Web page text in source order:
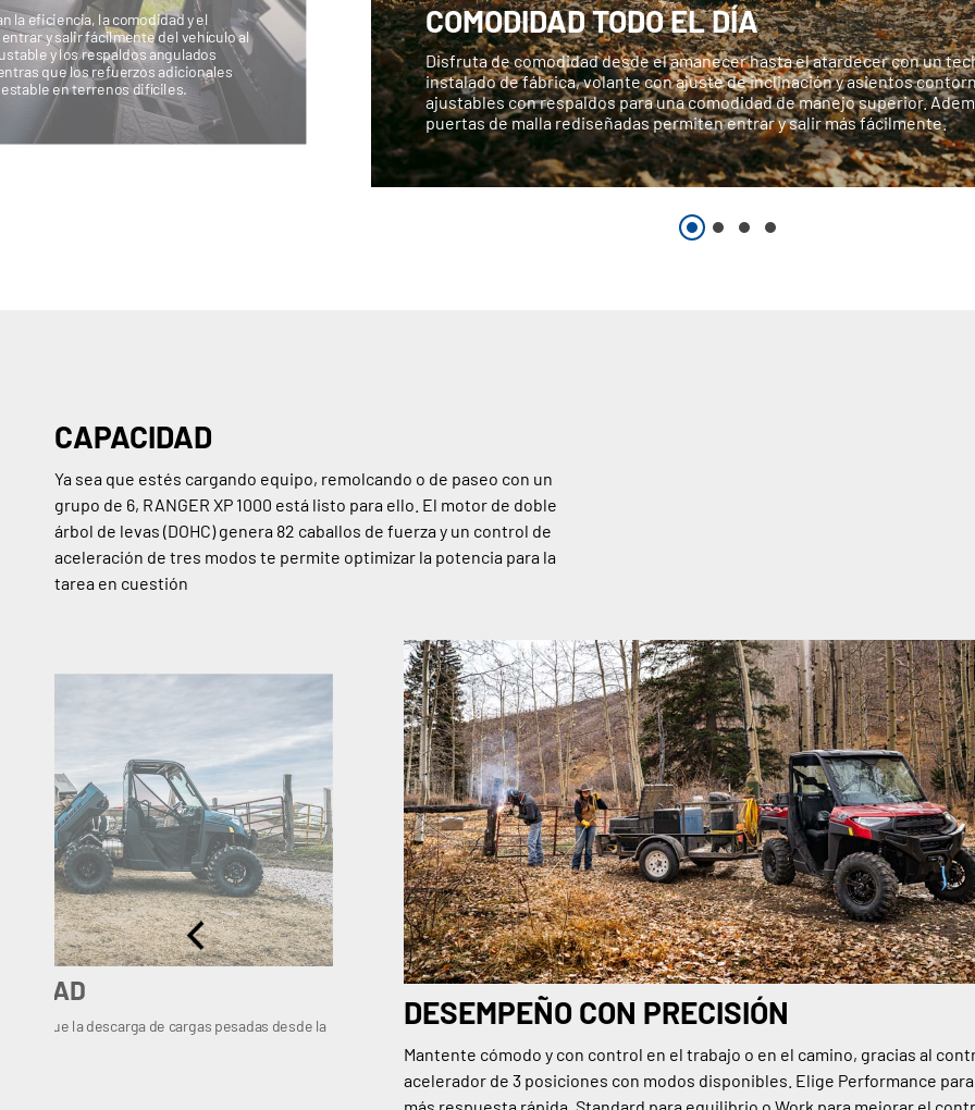
la eficiencia, la comodidad y el
y salir fácilmente del vehículo al
y los respaldos angulados
que los refuerzos adicionales
en terrenos difíciles.
COMODIDAD TODO EL DÍA
Disfruta de comodidad desde el amanecer hasta el atardecer con un
instalado de fábrica, volante con ajuste de inclinación y asientos
ajustables con respaldos para una comodidad de manejo superior.
puertas de malla rediseñadas permiten entrar y salir más fácilmente.
CAPACIDAD
Ya sea que estés cargando equipo, remolcando o de paseo con un
grupo de 6, RANGER XP 1000 está listo para ello. El motor de doble
árbol de levas (DOHC) genera 82 caballos de fuerza y un control de
aceleración de tres modos te permite optimizar la potencia para la
tarea en cuestión
hace que la descarga de cargas pesadas desde la DESEMPEÑO CON PRECISIÓN
Mantente cómodo y con control en el trabajo o en el camino, gracias al
acelerador de 3 posiciones con modos disponibles. Elige Performance